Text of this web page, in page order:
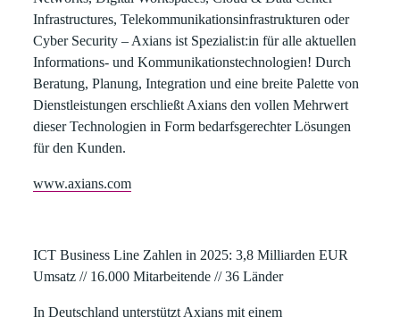
Infrastructures, Telekommunikationsinfrastrukturen oder
Cyber Security – Axians ist Spezialist:in für alle aktuellen
Informations- und Kommunikationstechnologien! Durch
Beratung, Planung, Integration und eine breite Palette von
Dienstleistungen erschließt Axians den vollen Mehrwert
dieser Technologien in Form bedarfsgerechter Lösungen
für den Kunden.
www.axians.com
ICT Business Line Zahlen in 2025: 3,8 Milliarden EUR
Umsatz // 16.000 Mitarbeitende // 36 Länder
In Deutschland unterstützt Axians mit einem